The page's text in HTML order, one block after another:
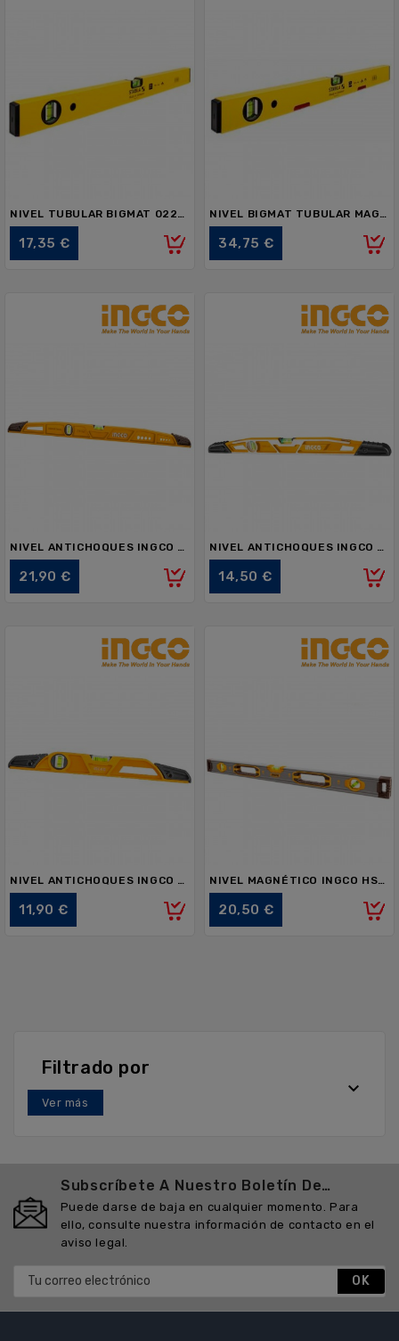
NIVEL TUBULAR BIGMAT 022822 SERIE 70 40cm
17,35 €
NIVEL BIGMAT TUBULAR MAGNÉTICO 028756 80cm
34,75 €
NIVEL ANTICHOQUES INGCO HBSL08080 80cm
21,90 €
NIVEL ANTICHOQUES INGCO HBSL08060 60cm
14,50 €
NIVEL ANTICHOQUES INGCO HBSL08040 40cm
11,90 €
NIVEL MAGNÉTICO INGCO HSL38120M 120cm
20,50 €
Filtrado por

Subscríbete A Nuestro Boletín De
Noticias
Puede darse de baja en cualquier momento. Para
ello, consulte nuestra información de contacto en el
aviso legal.